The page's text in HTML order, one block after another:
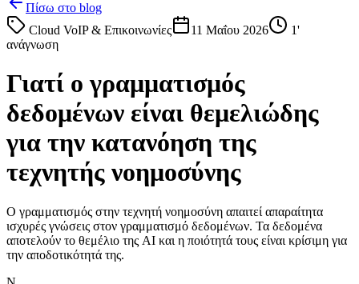
Πίσω στο blog
Cloud VoIP & Επικοινωνίες
11 Μαΐου 2026 1'
ανάγνωση
Γιατί ο γραμματισμός
δεδομένων είναι θεμελιώδης
για την κατανόηση της
τεχνητής νοημοσύνης
Ο γραμματισμός στην τεχνητή νοημοσύνη απαιτεί απαραίτητα
ισχυρές γνώσεις στον γραμματισμό δεδομένων. Τα δεδομένα
αποτελούν το θεμέλιο της AI και η ποιότητά τους είναι κρίσιμη για
την αποδοτικότητά της.